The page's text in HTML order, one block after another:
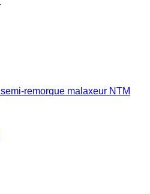
semi-remorque malaxeur NTM